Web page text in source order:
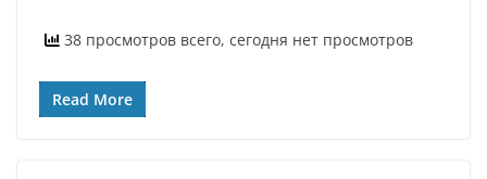
38 просмотров всего, сегодня нет просмотров
Read More